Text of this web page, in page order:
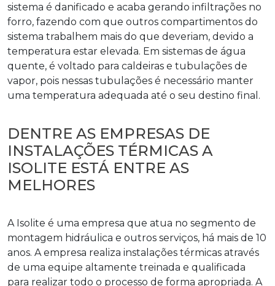
sistema é danificado e acaba gerando infiltrações no
forro, fazendo com que outros compartimentos do
sistema trabalhem mais do que deveriam, devido a
temperatura estar elevada. Em sistemas de água
quente, é voltado para caldeiras e tubulações de
vapor, pois nessas tubulações é necessário manter
uma temperatura adequada até o seu destino final.
DENTRE AS EMPRESAS DE
INSTALAÇÕES TÉRMICAS A
ISOLITE ESTÁ ENTRE AS
MELHORES
A Isolite é uma empresa que atua no segmento de
montagem hidráulica e outros serviços, há mais de 10
anos. A empresa realiza instalações térmicas através
de uma equipe altamente treinada e qualificada
para realizar todo o processo de forma apropriada. A